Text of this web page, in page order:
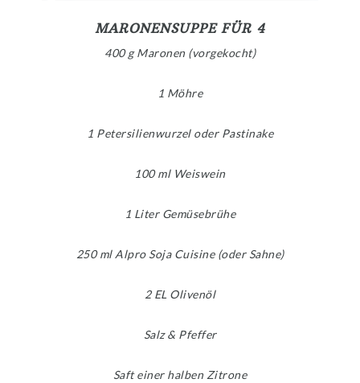
MARONENSUPPE FÜR 4
400 g Maronen (vorgekocht)
1 Möhre
1 Petersilienwurzel oder Pastinake
100 ml Weiswein
1 Liter Gemüsebrühe
250 ml Alpro Soja Cuisine (oder Sahne)
2 EL Olivenöl
Salz & Pfeffer
Saft einer halben Zitrone